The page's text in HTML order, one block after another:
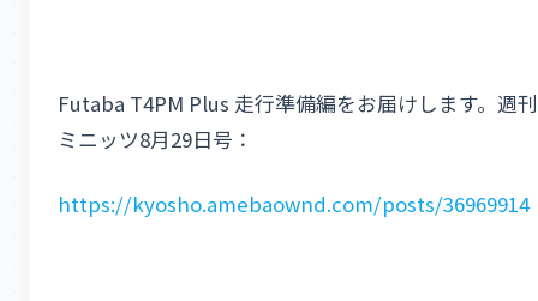
Futaba T4PM Plus 走行準備編をお届けします。週刊
ミニッツ8月29日号：
https://kyosho.amebaownd.com/posts/36969914